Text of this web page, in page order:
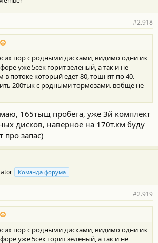
#2.918
пор с родными дисками, видимо одни из
уже 5сек горит зеленый, а так и не
в потоке который едет 80, тошнят по 40.
200тык с родными тормозами. вобще не
165тыщ пробега, уже 3й комплект
дисков, наверное на 170т.км буду
про запас)
Команда форума
#2.919
пор с родными дисками, видимо одни из
уже 5сек горит зеленый, а так и не